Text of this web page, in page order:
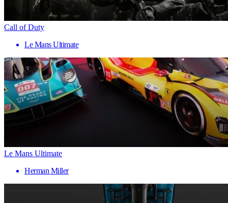
Call of Duty
Le Mans Ultimate
Le Mans Ultimate
Herman Miller